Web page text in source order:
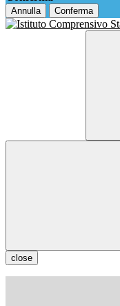
Annulla Conferma
close